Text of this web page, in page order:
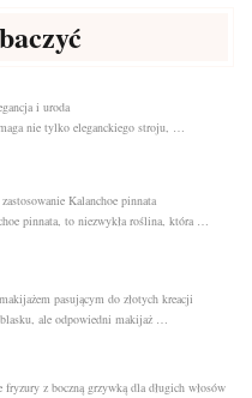
i uroda
nie tylko eleganckiego stroju, …
Kalanchoe pinnata
pinnata, to niezwykła roślina, która …
pasującym do złotych kreacji
ale odpowiedni makijaż …
z boczną grzywką dla długich włosów